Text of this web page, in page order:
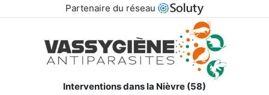
Partenaire du réseau
Interventions dans la Nièvre (58)